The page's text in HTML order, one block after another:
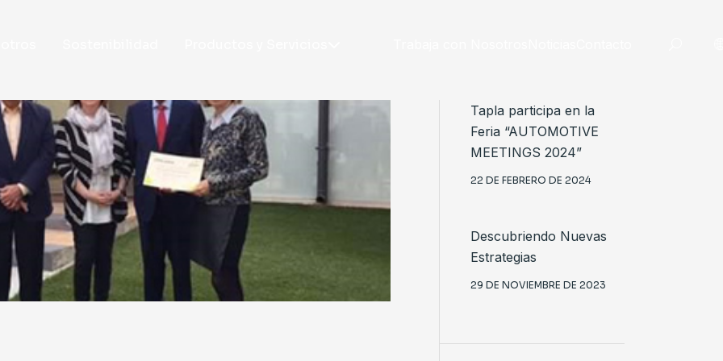
PRODUCTOS
Taplatape®
Tapladcut
Taplastick®
Taplasticker®
Taplatex®
SERVICIOS
I+D+I
Soporte técnico
Aplicación de Taplatape
Desbobinadores
Tapla participa en la
Feria “AUTOMOTIVE
MEETINGS 2024”
22 DE FEBRERO DE 2024
Descubriendo Nuevas
Estrategias
29 DE NOVIEMBRE DE 2023